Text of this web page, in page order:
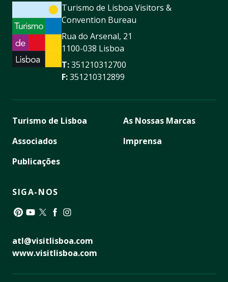
Turismo de Lisboa Visitors &
Convention Bureau
Rua do Arsenal, 21
1100-038 Lisboa
T:351210312700
F:351210312899
Turismo de Lisboa
Associados
Publicações
As Nossas Marcas
Imprensa
SIGA-NOS
atl@visitlisboa.com
www.visitlisboa.com